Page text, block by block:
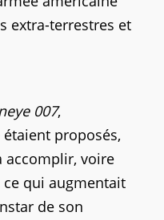
extra-terrestres et
007,
proposés,
accomplir, voire
qui augmentait
de son